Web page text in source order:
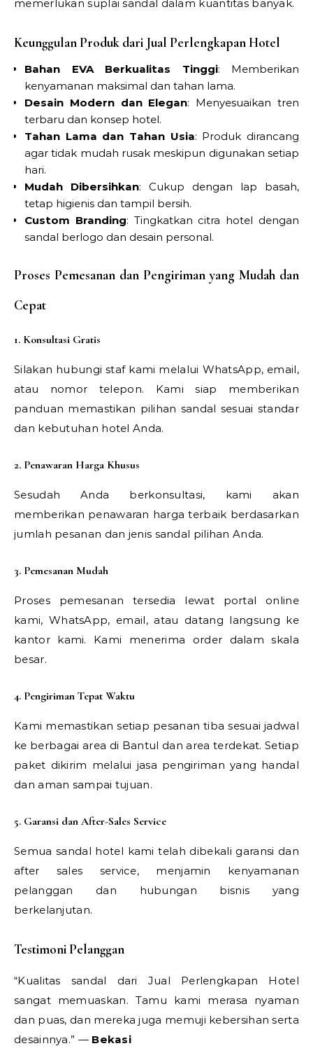
memerlukan suplai sandal dalam kuantitas banyak.
Keunggulan Produk dari Jual Perlengkapan Hotel
Bahan EVA Berkualitas Tinggi: Memberikan
kenyamanan maksimal dan tahan lama.
Desain Modern dan Elegan: Menyesuaikan tren
terbaru dan konsep hotel.
Tahan Lama dan Tahan Usia: Produk dirancang
agar tidak mudah rusak meskipun digunakan setiap
hari.
Mudah Dibersihkan: Cukup dengan lap basah,
tetap higienis dan tampil bersih.
Custom Branding: Tingkatkan citra hotel dengan
sandal berlogo dan desain personal.
Proses Pemesanan dan Pengiriman yang Mudah dan
Cepat
1. Konsultasi Gratis
Silakan hubungi staf kami melalui WhatsApp, email,
atau nomor telepon. Kami siap memberikan
panduan memastikan pilihan sandal sesuai standar
dan kebutuhan hotel Anda.
2. Penawaran Harga Khusus
Sesudah Anda berkonsultasi, kami akan
memberikan penawaran harga terbaik berdasarkan
jumlah pesanan dan jenis sandal pilihan Anda.
3. Pemesanan Mudah
Proses pemesanan tersedia lewat portal online
kami, WhatsApp, email, atau datang langsung ke
kantor kami. Kami menerima order dalam skala
besar.
4. Pengiriman Tepat Waktu
Kami memastikan setiap pesanan tiba sesuai jadwal
ke berbagai area di Bantul dan area terdekat. Setiap
paket dikirim melalui jasa pengiriman yang handal
dan aman sampai tujuan.
5. Garansi dan After-Sales Service
Semua sandal hotel kami telah dibekali garansi dan
after sales service, menjamin kenyamanan
pelanggan dan hubungan bisnis yang
berkelanjutan.
Testimoni Pelanggan
“Kualitas sandal dari Jual Perlengkapan Hotel
sangat memuaskan. Tamu kami merasa nyaman
dan puas, dan mereka juga memuji kebersihan serta
desainnya.” — Bekasi